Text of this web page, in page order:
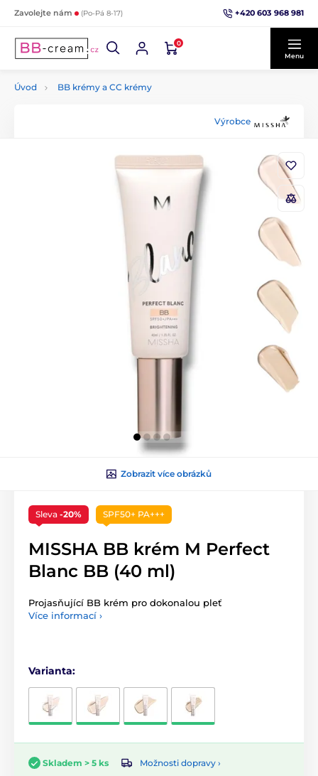
Zavolejte nám (Po-Pá 8-17) +420 603 968 981
0
Menu
Úvod BB krémy a CC krémy
Výrobce
Zobrazit více obrázků
Sleva -20% SPF50+ PA+++
MISSHA BB krém M Perfect
Blanc BB (40 ml)
Projasňující BB krém pro dokonalou pleť
Více informací ›
Varianta:
Skladem > 5 ks
Možnosti dopravy ›